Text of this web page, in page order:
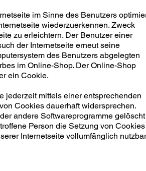
im Sinne des Benutzers
wiederzuerkennen. Zweck
zu erleichtern. Der Benutzer einer
der Internetseite erneut seine
des Benutzers abgelegten
im Online-Shop. Der Online-Shop
ein Cookie.
jederzeit mittels einer entsprechenden
Cookies dauerhaft widersprechen.
andere Softwareprogramme gelöscht
Person die Setzung von
Internetseite vollumfänglich